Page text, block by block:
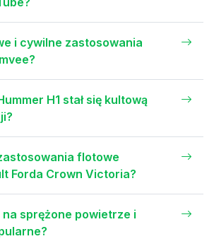
i cywilne zastosowania
H1 stał się kultową
flotowe
Forda Crown Victoria?
sprężone powietrze i